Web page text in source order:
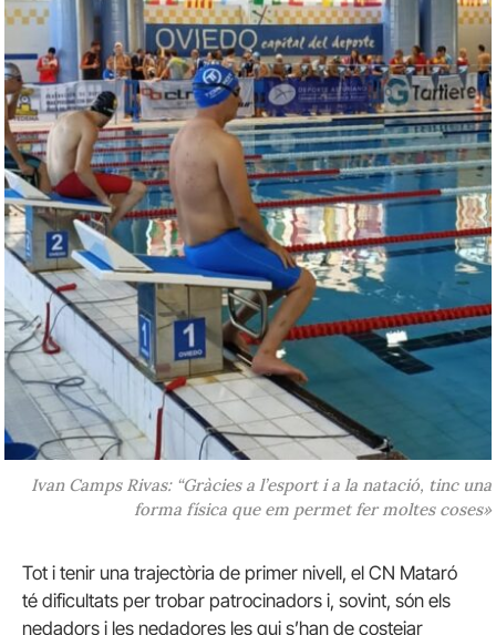
Ivan Camps Rivas: “Gràcies a l’esport i a la natació, tinc una
forma física que em permet fer moltes coses»
Tot i tenir una trajectòria de primer nivell, el CN Mataró
té dificultats per trobar patrocinadors i, sovint, són els
nedadors i les nedadores les qui s’han de costejar